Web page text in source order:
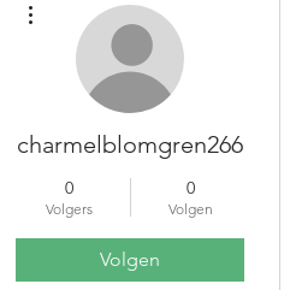
charmelblomgren266
0
Volgers
0
Volgen
Volgen